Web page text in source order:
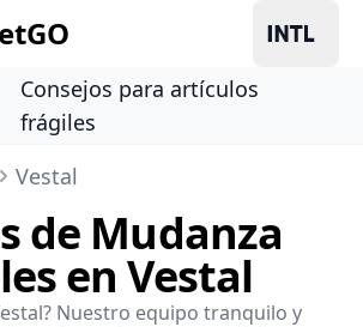
Consejos para artículos
frágiles
Vestal
de Mudanza
en Vestal
Nuestro equipo tranquilo y